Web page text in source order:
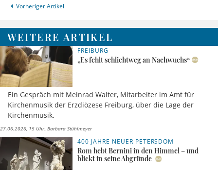
Vorheriger Artikel
WEITERE ARTIKEL
FREIBURG
„Es fehlt schlichtweg an Nachwuchs“
Ein Gespräch mit Meinrad Walter, Mitarbeiter im Amt für
Kirchenmusik der Erzdiözese Freiburg, über die Lage der
Kirchenmusik.
27.06.2026, 15 Uhr Barbara Stühlmeyer
400 JAHRE NEUER PETERSDOM
Rom hebt Bernini in den Himmel – und
blickt in seine Abgründe